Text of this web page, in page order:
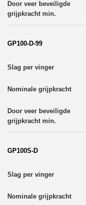
GP100-D-99
GP100S-D